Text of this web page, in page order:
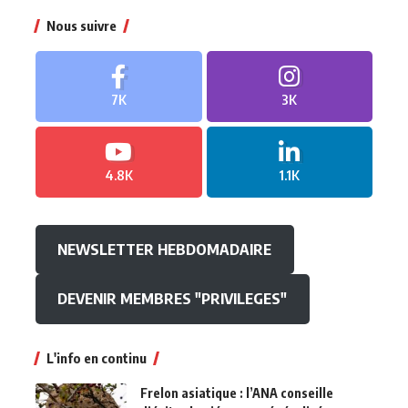
Nous suivre
7K 3K
4.8K 1.1K
NEWSLETTER HEBDOMADAIRE
DEVENIR MEMBRES "PRIVILEGES"
L'info en continu
Frelon asiatique : l’ANA conseille